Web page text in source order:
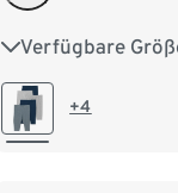
Verfügbare
50/56 62/68
86/92 +4